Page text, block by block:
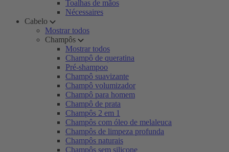
Toalhas de mãos
Nécessaires
Cabelo
Mostrar todos
Champôs
Mostrar todos
Champô de queratina
Pré-shampoo
Champô suavizante
Champô volumizador
Champô para homem
Champô de prata
Champôs 2 em 1
Champôs com óleo de melaleuca
Champôs de limpeza profunda
Champôs naturais
Champôs sem silicone